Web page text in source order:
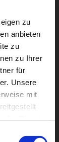
zu
anbieten
zu
zu Ihrer
für
Unsere
mit